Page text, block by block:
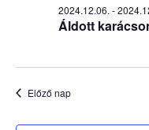
Áldott
2024.12.06. -
Előző nap